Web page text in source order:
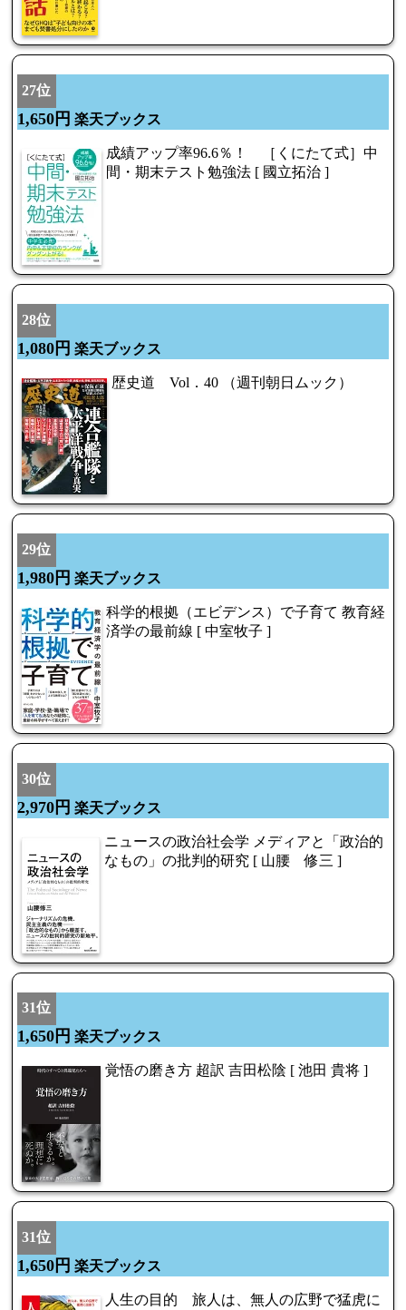
27位
1,650円 楽天ブックス
成績アップ率96.6％！ ［くにたて式］中
間・期末テスト勉強法 [ 國立拓治 ]
28位
1,080円 楽天ブックス
歴史道 Vol．40 （週刊朝日ムック）
29位
1,980円 楽天ブックス
科学的根拠（エビデンス）で子育て 教育経
済学の最前線 [ 中室牧子 ]
30位
2,970円 楽天ブックス
ニュースの政治社会学 メディアと「政治的
なもの」の批判的研究 [ 山腰 修三 ]
31位
1,650円 楽天ブックス
覚悟の磨き方 超訳 吉田松陰 [ 池田 貴将 ]
31位
1,650円 楽天ブックス
人生の目的 旅人は、無人の広野で猛虎に